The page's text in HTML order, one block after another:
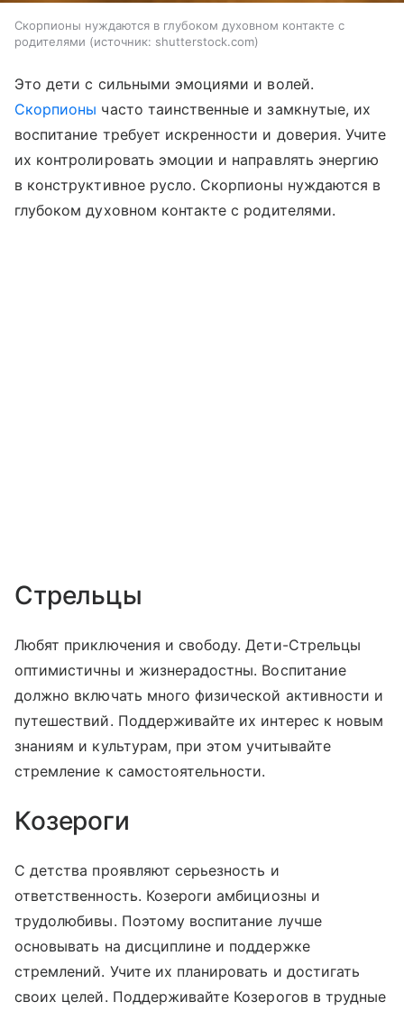
Скорпионы нуждаются в глубоком духовном контакте с
родителями
источник: shutterstock.com
Это дети с сильными эмоциями и волей.
Скорпионы часто таинственные и замкнутые, их
воспитание требует искренности и доверия. Учите
их контролировать эмоции и направлять энергию
в конструктивное русло. Скорпионы нуждаются в
глубоком духовном контакте с родителями.
Стрельцы
Любят приключения и свободу. Дети-Стрельцы
оптимистичны и жизнерадостны. Воспитание
должно включать много физической активности и
путешествий. Поддерживайте их интерес к новым
знаниям и культурам, при этом учитывайте
стремление к самостоятельности.
Козероги
С детства проявляют серьезность и
ответственность. Козероги амбициозны и
трудолюбивы. Поэтому воспитание лучше
основывать на дисциплине и поддержке
стремлений. Учите их планировать и достигать
своих целей. Поддерживайте Козерогов в трудные